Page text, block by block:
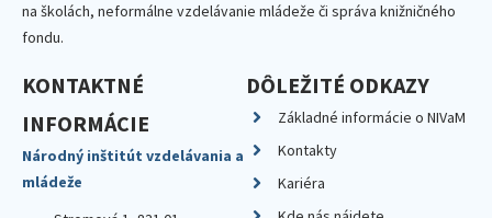
na školách, neformálne vzdelávanie mládeže či správa knižničného
fondu.
KONTAKTNÉ
INFORMÁCIE
Národný inštitút vzdelávania a
mládeže
DÔLEŽITÉ ODKAZY
Základné informácie o NIVaM
Kontakty
Kariéra